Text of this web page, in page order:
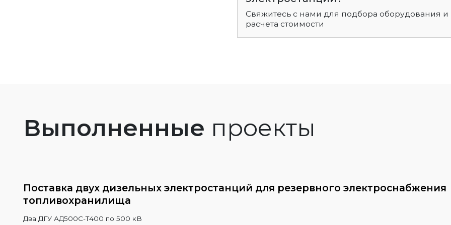
Свяжитесь с нами для подбора оборудования и
расчета стоимости
Выполненные проекты
Поставка двух дизельных электростанций для резервного электроснабжения
топливохранилища
Два ДГУ АД500С-Т400 по 500 кВ